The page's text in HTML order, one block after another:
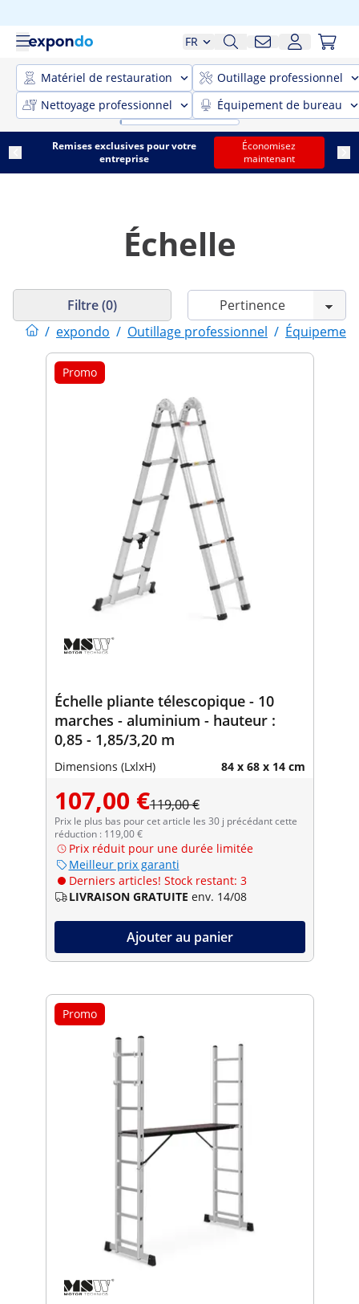
FR
Matériel de restauration
Outillage professionnel
Nettoyage professionnel
Équipement de bureau
Remises exclusives pour votre
entreprise
Économisez
maintenant
Échelle
/ expondo / Outillage professionnel /
Filtre (0)
Promo
Échelle pliante télescopique - 10
marches - aluminium - hauteur :
0,85 - 1,85/3,20 m
Dimensions (LxlxH) 84 x 68 x 14 cm
107,00 €119,00 €
Prix le plus bas pour cet article les 30 j précédant cette
réduction : 119,00 €
Prix réduit pour une durée limitée
Meilleur prix garanti
Derniers articles! Stock restant: 3
LIVRAISON GRATUITE env. 14/08
Ajouter au panier
Promo